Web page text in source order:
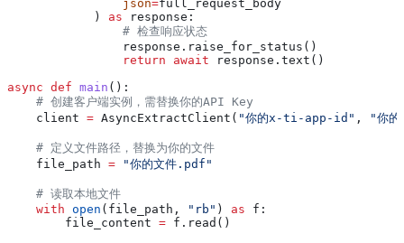
                json
=full_request_body
            )
as response:
                # 检查响应状态
                response.raise_for_status()
                return
await response.text()
async def main ():
    # 创建客户端实例，需替换你的API Key
    client
= AsyncExtractClient( "你的x-ti-app-id" , "你
    # 定义文件路径，替换为你的文件
    file_path
= "你的文件.pdf"
    # 读取本地文件
    with
open (file_path, "rb" ) as f:
        file_content
= f.read()